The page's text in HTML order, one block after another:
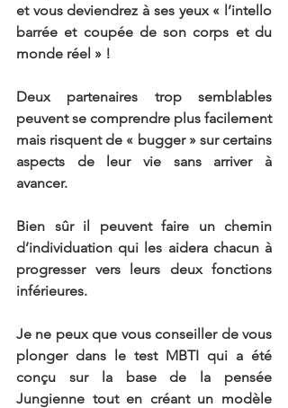
et vous deviendrez à ses yeux « l’intello
barrée et coupée de son corps et du
monde réel » !
Deux partenaires trop semblables
peuvent se comprendre plus facilement
mais risquent de « bugger » sur certains
aspects de leur vie sans arriver à
avancer.
Bien sûr il peuvent faire un chemin
d’individuation qui les aidera chacun à
progresser vers leurs deux fonctions
inférieures.
Je ne peux que vous conseiller de vous
plonger dans le test MBTI qui a été
conçu sur la base de la pensée
Jungienne tout en créant un modèle